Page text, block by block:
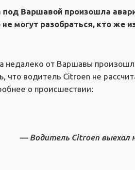
под Варшавой произошла
могут разобраться, кто же
недалеко от Варшавы
что водитель Citroen не
о происшествии:
— Водитель Citroen выехал